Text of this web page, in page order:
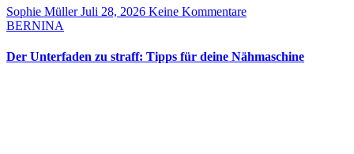
Sophie MüllerJuli 28, 2026 Keine Kommentare
BERNINA
Der Unterfaden zu straff: Tipps für deine Nähmaschine